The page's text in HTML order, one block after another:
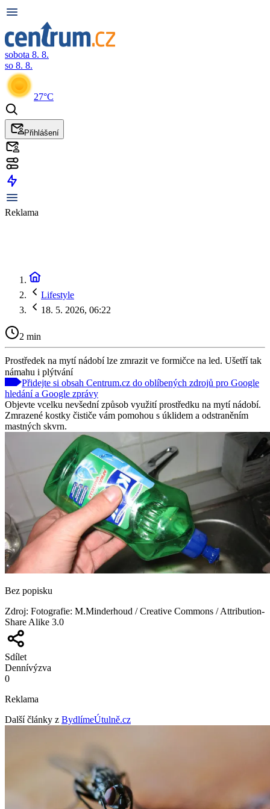
sobota 8. 8.
so 8. 8.
27°C
Přihlášení
Reklama
Lifestyle
18. 5. 2026, 06:22
2 min
Prostředek na mytí nádobí lze zmrazit ve formičce na led. Ušetří tak
námahu i plýtvání
Přidejte si obsah Centrum.cz do oblíbených zdrojů pro Google
hledání a Google zprávy
Objevte vcelku nevšední způsob využití prostředku na mytí nádobí.
Zmrazené kostky čističe vám pomohou s úklidem a odstraněním
mastných skvrn.
Bez popisku
Zdroj: Fotografie: M.Minderhoud / Creative Commons / Attribution-
Share Alike 3.0
Sdílet
Dennívýzva
0
Reklama
Další články z BydlímeÚtulně.cz